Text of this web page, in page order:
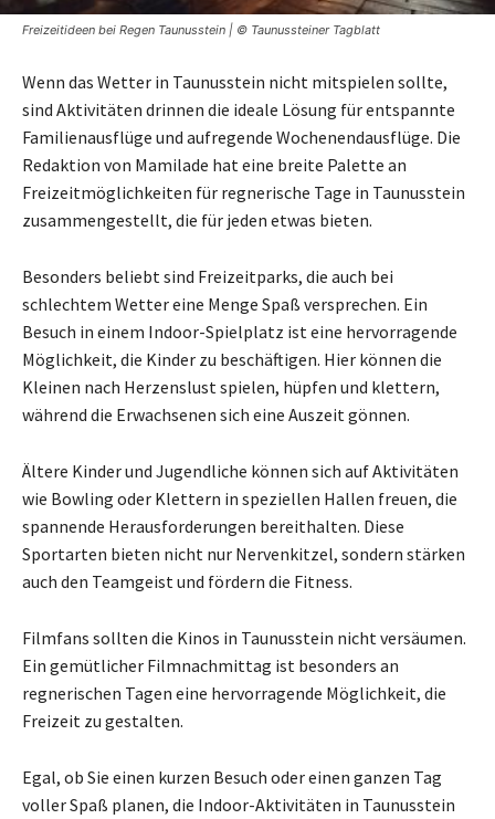
Freizeitideen bei Regen Taunusstein | © Taunussteiner Tagblatt
Wenn das Wetter in Taunusstein nicht mitspielen sollte,
sind Aktivitäten drinnen die ideale Lösung für entspannte
Familienausflüge und aufregende Wochenendausflüge. Die
Redaktion von Mamilade hat eine breite Palette an
Freizeitmöglichkeiten für regnerische Tage in Taunusstein
zusammengestellt, die für jeden etwas bieten.
Besonders beliebt sind Freizeitparks, die auch bei
schlechtem Wetter eine Menge Spaß versprechen. Ein
Besuch in einem Indoor-Spielplatz ist eine hervorragende
Möglichkeit, die Kinder zu beschäftigen. Hier können die
Kleinen nach Herzenslust spielen, hüpfen und klettern,
während die Erwachsenen sich eine Auszeit gönnen.
Ältere Kinder und Jugendliche können sich auf Aktivitäten
wie Bowling oder Klettern in speziellen Hallen freuen, die
spannende Herausforderungen bereithalten. Diese
Sportarten bieten nicht nur Nervenkitzel, sondern stärken
auch den Teamgeist und fördern die Fitness.
Filmfans sollten die Kinos in Taunusstein nicht versäumen.
Ein gemütlicher Filmnachmittag ist besonders an
regnerischen Tagen eine hervorragende Möglichkeit, die
Freizeit zu gestalten.
Egal, ob Sie einen kurzen Besuch oder einen ganzen Tag
voller Spaß planen, die Indoor-Aktivitäten in Taunusstein